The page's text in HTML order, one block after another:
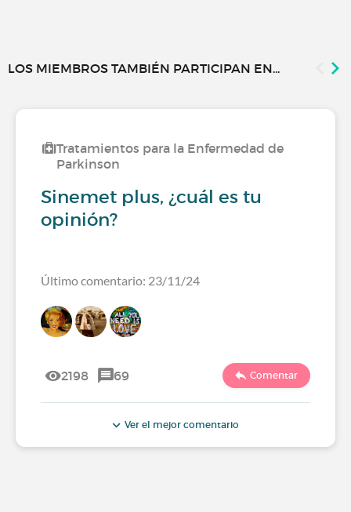
LOS MIEMBROS TAMBIÉN PARTICIPAN EN...
Tratamientos para la Enfermedad de
Parkinson
Sinemet plus, ¿cuál es tu
opinión?
Último comentario: 23/11/24
2198 69 Comentar
Ver el mejor comentario